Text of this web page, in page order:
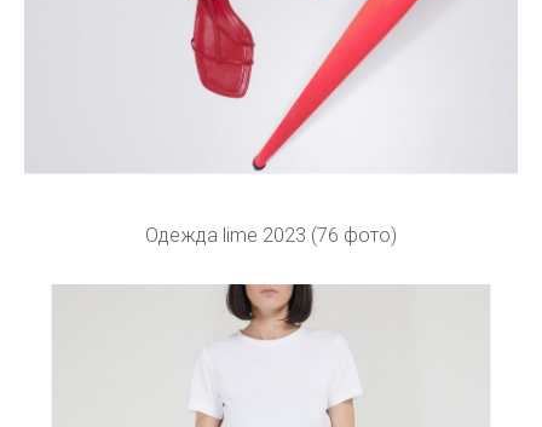
Одежда lime 2023 (76 фото)